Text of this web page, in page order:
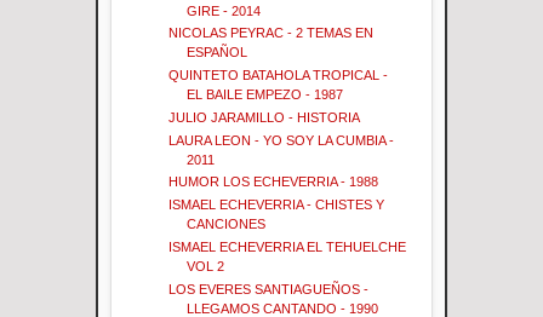
GIRE - 2014
NICOLAS PEYRAC - 2 TEMAS EN
ESPAÑOL
QUINTETO BATAHOLA TROPICAL -
EL BAILE EMPEZO - 1987
JULIO JARAMILLO - HISTORIA
LAURA LEON - YO SOY LA CUMBIA -
2011
HUMOR LOS ECHEVERRIA - 1988
ISMAEL ECHEVERRIA - CHISTES Y
CANCIONES
ISMAEL ECHEVERRIA EL TEHUELCHE
VOL 2
LOS EVERES SANTIAGUEÑOS -
LLEGAMOS CANTANDO - 1990